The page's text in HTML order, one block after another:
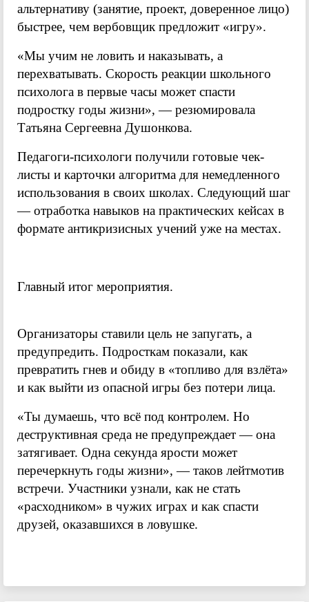
альтернативу (занятие, проект, доверенное лицо)
быстрее, чем вербовщик предложит «игру».
«Мы учим не ловить и наказывать, а
перехватывать. Скорость реакции школьного
психолога в первые часы может спасти
подростку годы жизни», — резюмировала
Татьяна Сергеевна Душонкова.
Педагоги-психологи получили готовые чек-
листы и карточки алгоритма для немедленного
использования в своих школах. Следующий шаг
— отработка навыков на практических кейсах в
формате антикризисных учений уже на местах.
Главный итог мероприятия.
Организаторы ставили цель не запугать, а
предупредить. Подросткам показали, как
превратить гнев и обиду в «топливо для взлёта»
и как выйти из опасной игры без потери лица.
«Ты думаешь, что всё под контролем. Но
деструктивная среда не предупреждает — она
затягивает. Одна секунда ярости может
перечеркнуть годы жизни», — таков лейтмотив
встречи. Участники узнали, как не стать
«расходником» в чужих играх и как спасти
друзей, оказавшихся в ловушке.